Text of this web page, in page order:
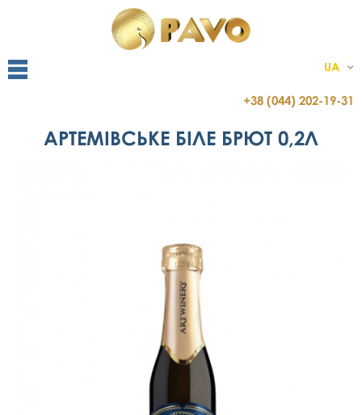
UA
+38 (044) 202-19-31
АРТЕМІВСЬКЕ БІЛЕ БРЮТ 0,2Л